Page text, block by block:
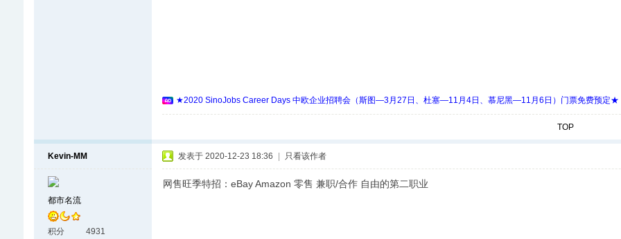
★2020 SinoJobs Career Days 中欧企业招聘会（斯图—3月27日、杜塞—11月4日、慕尼黑—11月6日）门票免费预定★
TOP
Kevin-MM
都市名流
积分
4931
发表于 2020-12-23 18:36 只看该作者
网售旺季特招：eBay Amazon 零售 兼职/合作 自由的第二职业